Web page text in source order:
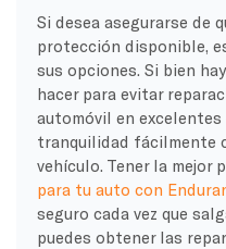
Si desea asegurarse de
protección disponible,
sus opciones. Si bien
hacer para evitar
automóvil en
tranquilidad fácilmente
vehículo. Tener la mejor
para tu auto con
seguro cada vez que
puedes obtener las